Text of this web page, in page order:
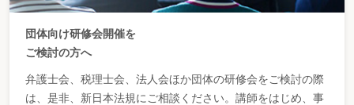
団体向け研修会開催を
ご検討の方へ
弁護士会、税理士会、法人会ほか団体の研修会をご検討の際
は、是非、新日本法規にご相談ください。講師をはじめ、事